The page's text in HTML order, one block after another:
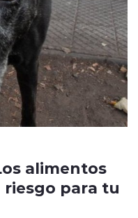
alimentos
para tu